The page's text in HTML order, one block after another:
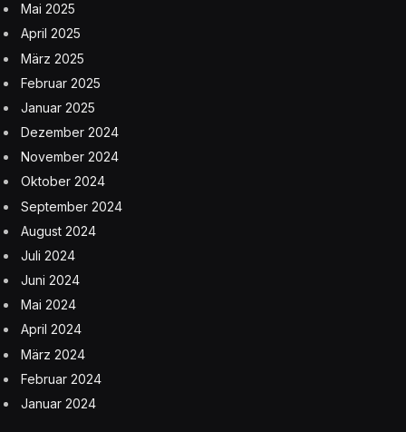
Mai 2025
April 2025
März 2025
Februar 2025
Januar 2025
Dezember 2024
November 2024
Oktober 2024
September 2024
August 2024
Juli 2024
Juni 2024
Mai 2024
April 2024
März 2024
Februar 2024
Januar 2024